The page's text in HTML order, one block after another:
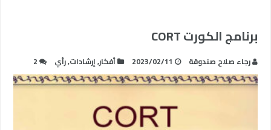
برنامج الكورت CORT
رجاء صلاح صندوقة 2023/02/11 أفكار,إرشادات,رأي 2